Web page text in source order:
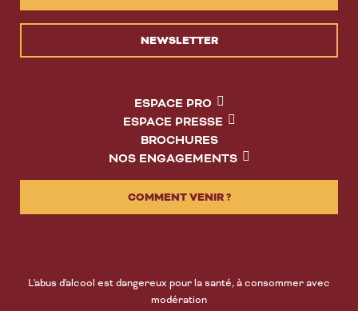
NEWSLETTER
ESPACE PRO
ESPACE PRESSE
BROCHURES
NOS ENGAGEMENTS
COMMENT VENIR ?
L'abus d'alcool est dangereux pour la santé, à consommer avec
modération